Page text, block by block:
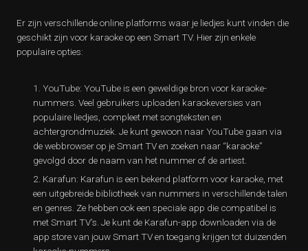
Er zijn verschillende online platforms waar je liedjes kunt vinden die
geschikt zijn voor karaoke op een Smart TV. Hier zijn enkele
populaire opties:
YouTube: YouTube is een geweldige bron voor karaoke-
nummers. Veel gebruikers uploaden karaokeversies van
populaire liedjes, compleet met songteksten en
achtergrondmuziek. Je kunt gewoon naar YouTube gaan via
de webbrowser op je Smart TV en zoeken naar “karaoke”
gevolgd door de naam van het nummer of de artiest.
Karafun: Karafun is een bekend platform voor karaoke, met
een uitgebreide bibliotheek van nummers in verschillende talen
en genres. Ze hebben ook een speciale app die compatibel is
met Smart TV’s. Je kunt de Karafun-app downloaden via de
app store van jouw Smart TV en toegang krijgen tot duizenden